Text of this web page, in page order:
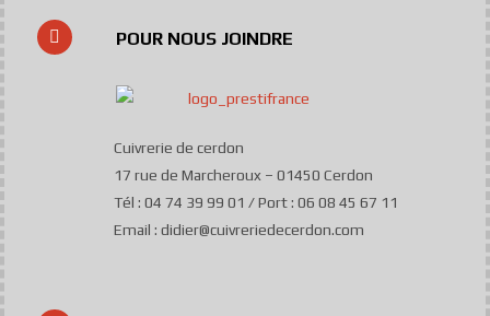
POUR NOUS JOINDRE
Cuivrerie de cerdon
17 rue de Marcheroux – 01450 Cerdon
Tél : 04 74 39 99 01 / Port : 06 08 45 67 11
Email : didier@cuivreriedecerdon.com